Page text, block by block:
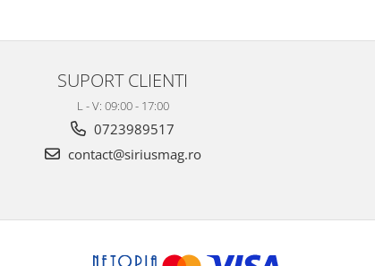
SUPORT CLIENTI
L - V: 09:00 - 17:00
0723989517
contact@siriusmag.ro